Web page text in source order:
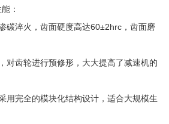
：
碳淬火，齿面硬度高达60±2hrc，齿面磨
对齿轮进行预修形，大大提高了减速机的
用完全的模块化结构设计，适合大规模生